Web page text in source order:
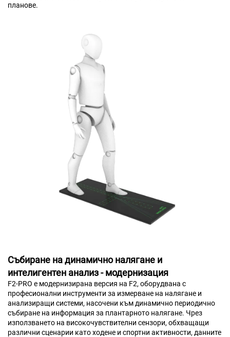
планове.
Събиране на динамично налягане и
интелигентен анализ - модернизация
F2-PRO е модернизирана версия на F2, оборудвана с
професионални инструменти за измерване на налягане и
анализиращи системи, насочени към динамично периодично
събиране на информация за плантарното налягане. Чрез
използването на високочувствителни сензори, обхващащи
различни сценарии като ходене и спортни активности, данните